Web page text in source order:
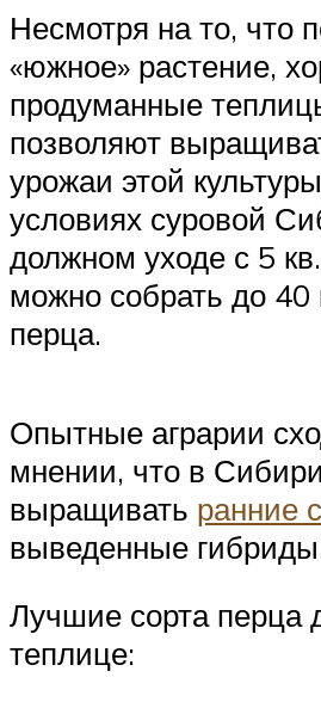
Несмотря на то, что
«южное» растение,
продуманные
позволяют
урожаи этой
условиях суровой
должном уходе с 5
можно собрать до 40
перца.
Опытные аграрии
мнении, что в
выращивать ранние
выведенные
Лучшие сорта перца
теплице: